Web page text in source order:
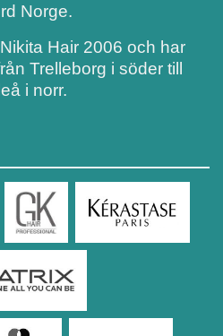
Norge.
Hair 2006 och har
Trelleborg i söder till
i norr.